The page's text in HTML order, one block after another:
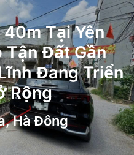
Tại Yên
Tận Đất Gần
Đang Triển
Rộng
Hà Đông